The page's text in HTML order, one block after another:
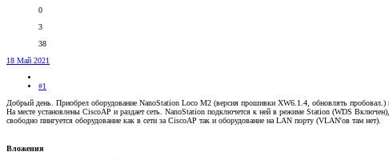
0
3
38
18 Май 2021
#1
Добрый день. Приобрел оборудование NanoStation Loco M2 (версия прошивки XW6.1.4, обновлять пробовал.)
На месте установлены CiscoAP и раздает сеть. NanoStation подключется к ней в режиме Station (WDS
свободно пингуется оборудование как в сети за CiscoAP так и оборудование на LAN порту (VLAN'ов там нет).
Вложения